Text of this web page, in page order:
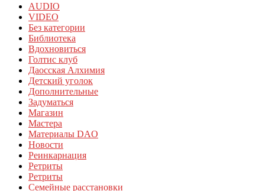
AUDIO
VIDEO
Без категории
Библиотека
Вдохновиться
Голтис клуб
Даосская Алхимия
Детский уголок
Дополнительные
Задуматься
Магазин
Мастера
Материалы DAO
Новости
Реинкарнация
Ретриты
Ретриты
Семейные расстановки